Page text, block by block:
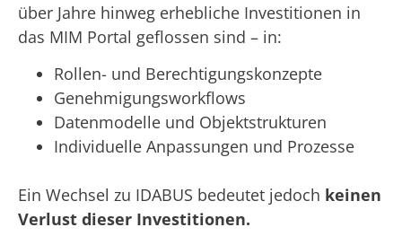
über Jahre hinweg erhebliche Investitionen in
das MIM Portal geflossen sind – in:
Rollen- und Berechtigungskonzepte
Genehmigungsworkflows
Datenmodelle und Objektstrukturen
Individuelle Anpassungen und Prozesse
Ein Wechsel zu IDABUS bedeutet jedoch keinen
Verlust dieser Investitionen.